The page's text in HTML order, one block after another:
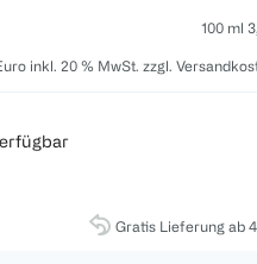
100 ml
inkl. 20 % MwSt. zzgl.
Gratis Lieferung ab